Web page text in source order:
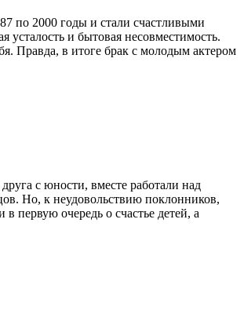
по 2000 годы и стали счастливыми
усталость и бытовая несовместимость.
Правда, в итоге брак с молодым актером
с юности, вместе работали над
Но, к неудовольствию поклонников,
первую очередь о счастье детей, а